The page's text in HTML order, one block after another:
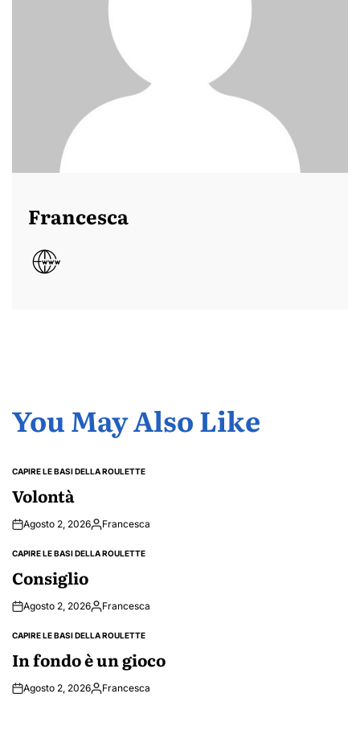
Francesca
You May Also Like
POSTED
CAPIRE LE BASI DELLA ROULETTE
Volontà
Agosto 2, 2026PostedFrancesca
POSTED
CAPIRE LE BASI DELLA ROULETTE
Consiglio
Agosto 2, 2026PostedFrancesca
POSTED
CAPIRE LE BASI DELLA ROULETTE
In fondo è un gioco
Agosto 2, 2026PostedFrancesca